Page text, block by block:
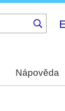
Nápověda